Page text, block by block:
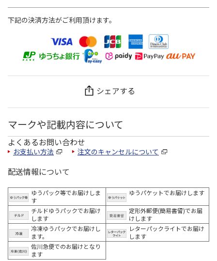
下記の決済方法がご利用頂けます。
シェアする
マークや記載内容について
よくあるお問い合わせ
お支払い方法 注文のキャンセルについて
配送情報について
ゆうパック等でお届けしま
す
ゆうパケットでお届けします
チルドゆうパックでお届け
します
定形外郵便(簡易書留)でお届
けします
冷凍ゆうパックでお届けし
ます。
レターパックライトでお届け
します
佐川急便でのお届けとなり
ます